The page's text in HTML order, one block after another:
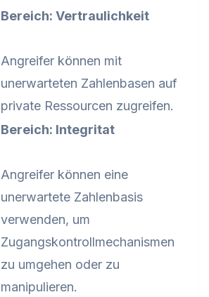
Bereich: Vertraulichkeit
Angreifer können mit
unerwarteten Zahlenbasen auf
private Ressourcen zugreifen.
Bereich: Integritat
Angreifer können eine
unerwartete Zahlenbasis
verwenden, um
Zugangskontrollmechanismen
zu umgehen oder zu
manipulieren.